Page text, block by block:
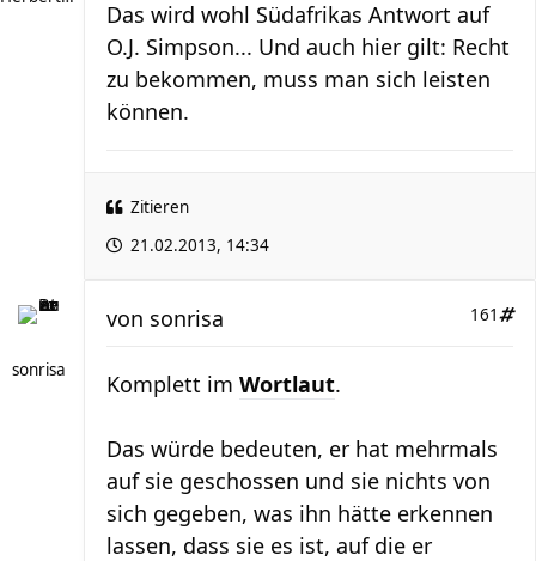
Das wird wohl Südafrikas Antwort auf
O.J. Simpson... Und auch hier gilt: Recht
zu bekommen, muss man sich leisten
können.
Zitieren
21.02.2013, 14:34
sonrisa
161
von sonrisa
Komplett im Wortlaut.
Das würde bedeuten, er hat mehrmals
auf sie geschossen und sie nichts von
sich gegeben, was ihn hätte erkennen
lassen, dass sie es ist, auf die er